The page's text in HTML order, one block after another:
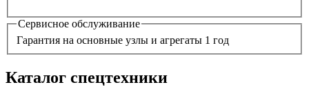
Сервисное обслуживание
Гарантия на основные узлы и агрегаты 1 год
Каталог спецтехники